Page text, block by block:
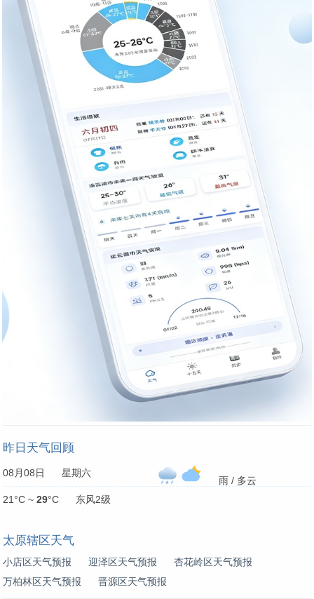
昨日天气回顾
08月08日 星期六
雨 / 多云
21°C ~ 29°C 东风2级
太原辖区天气
小店区天气预报 迎泽区天气预报
杏花岭区天气预报
万柏林区天气预报
晋源区天气预报